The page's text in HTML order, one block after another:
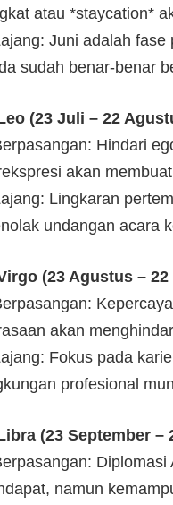
atau *staycation*
Juni adalah fase
sudah benar-benar
(23 Juli – 22
Hindari
akan
Lingkaran
undangan acara
(23 Agustus –
akan
Fokus pada
profesional
(23 September –
namun